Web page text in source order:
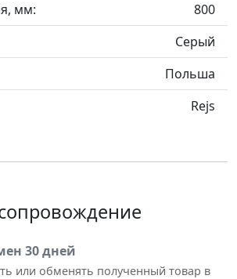
мм:
800
Серый
Польша
Rejs
30 дней
или обменять полученный товар в